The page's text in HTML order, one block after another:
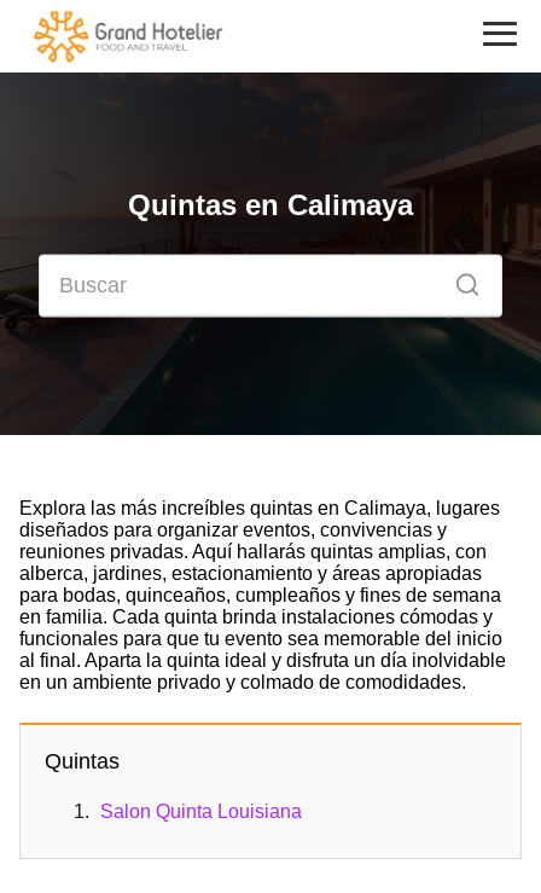
Quintas en Calimaya
Explora las más increíbles quintas en Calimaya, lugares
diseñados para organizar eventos, convivencias y
reuniones privadas. Aquí hallarás quintas amplias, con
alberca, jardines, estacionamiento y áreas apropiadas
para bodas, quinceaños, cumpleaños y fines de semana
en familia. Cada quinta brinda instalaciones cómodas y
funcionales para que tu evento sea memorable del inicio
al final. Aparta la quinta ideal y disfruta un día inolvidable
en un ambiente privado y colmado de comodidades.
Quintas
Salon Quinta Louisiana